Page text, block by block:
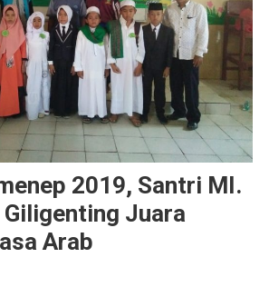
2019, Santri MI.
Juara
Arab